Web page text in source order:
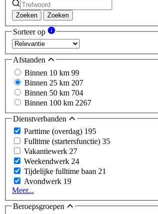
Zoeken Zoeken
Sorteer op
Afstanden
Binnen 10 km 99
Binnen 25 km 207
Binnen 50 km 704
Binnen 100 km 2267
Dienstverbanden
Parttime (overdag) 195
Fulltime (startersfunctie) 35
Vakantiewerk 27
Weekendwerk 24
Tijdelijke fulltime baan 21
Avondwerk 19
Meer...
Beroepsgroepen